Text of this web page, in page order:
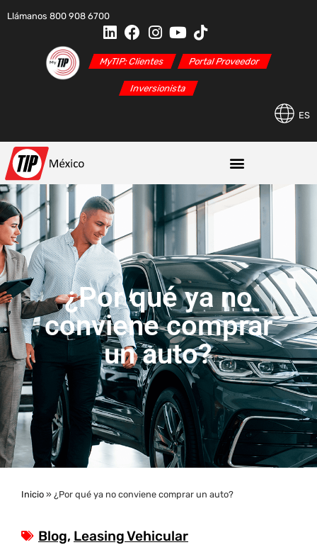
Llámanos 800 908 6700
MyTIP: Clientes Portal Proveedor
Inversionista
ES
¿Por qué ya no
conviene comprar
un auto?
Inicio » ¿Por qué ya no conviene comprar un auto?
Blog, Leasing Vehicular